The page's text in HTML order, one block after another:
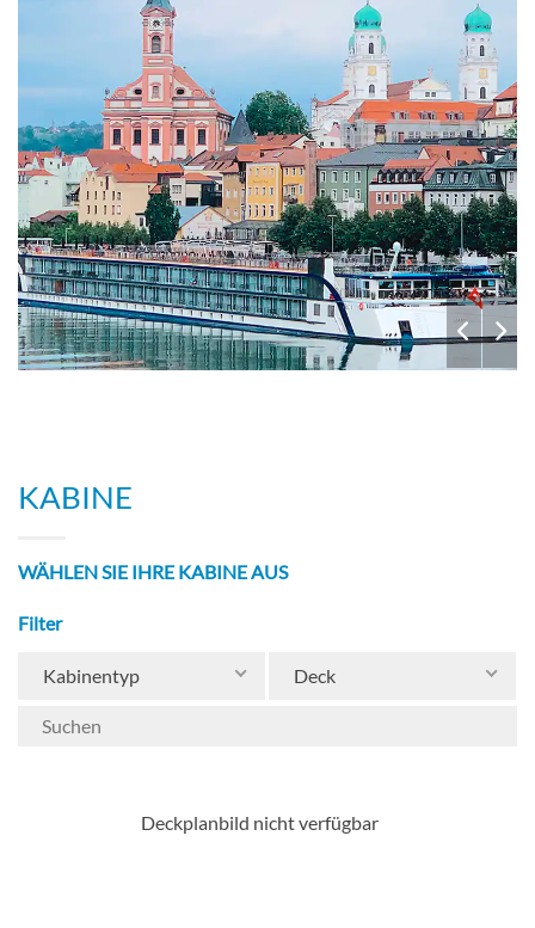
KABINE
WÄHLEN SIE IHRE KABINE AUS
Filter
Kabinentyp Deck
Deckplanbild nicht verfügbar